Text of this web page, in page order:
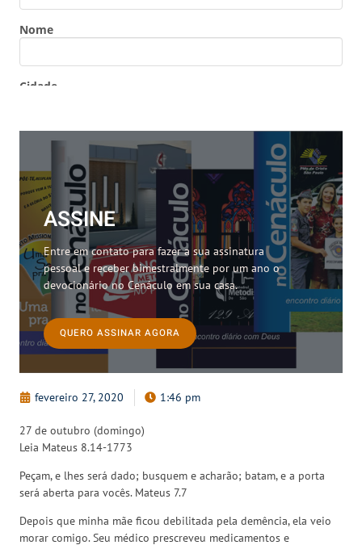
fevereiro 27, 2020 1:46 pm
27 de outubro (domingo)
Leia Mateus 8.14-1773
Peçam, e lhes será dado; busquem e acharão; batam, e a porta
será aberta para vocês. Mateus 7.7
Depois que minha mãe ficou debilitada pela demência, ela veio
morar comigo. Seu médico prescreveu medicamentos e
ASSINE
Entre em contato para fazer a sua assinatura
pessoal e receber bimestralmente por um ano o
devocionário no Cenáculo em sua casa.
QUERO ASSINAR AGORA